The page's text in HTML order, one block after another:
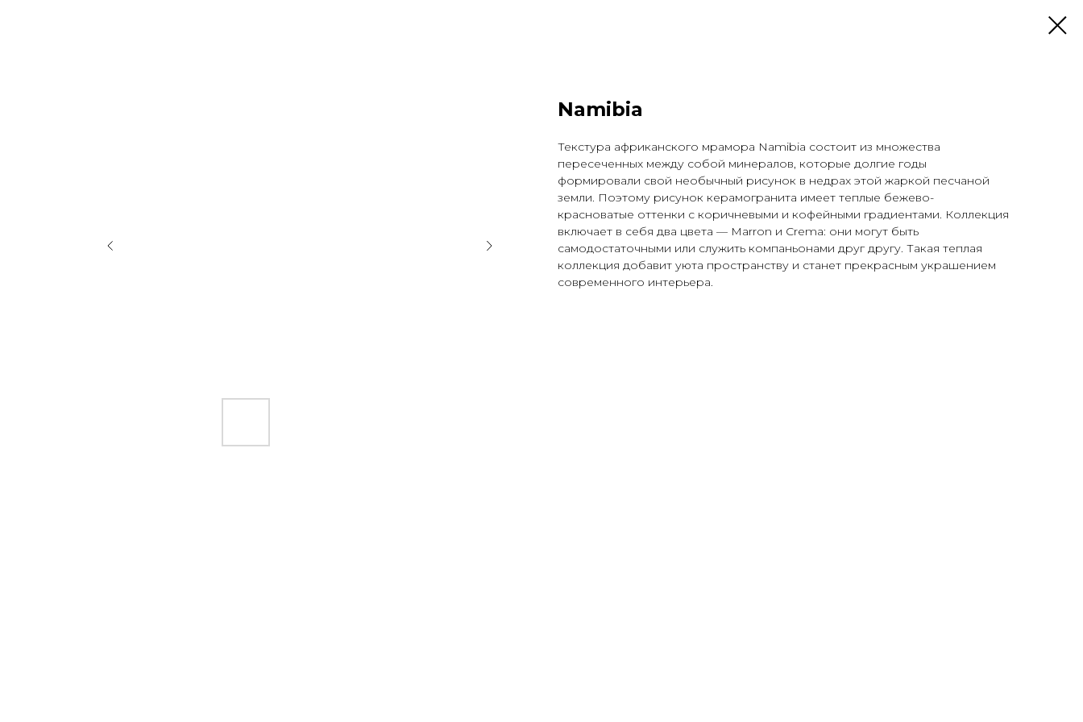
Namibia
Текстура африканского мрамора Namibia состоит из множества
пересеченных между собой минералов, которые долгие годы
формировали свой необычный рисунок в недрах этой жаркой песчаной
земли. Поэтому рисунок керамогранита имеет теплые бежево-
красноватые оттенки с коричневыми и кофейными градиентами. Коллекция
включает в себя два цвета — Marron и Crema: они могут быть
самодостаточными или служить компаньонами друг другу. Такая теплая
коллекция добавит уюта пространству и станет прекрасным украшением
современного интерьера.